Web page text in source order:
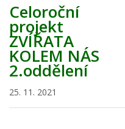
Celoroční
projekt
ZVÍŘATA
KOLEM NÁS
2.oddělení
25. 11. 2021